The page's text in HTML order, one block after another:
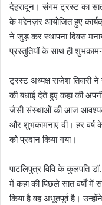
देहरादून। संगम ट्रस्ट का
के मद्देनज़र आयोजित हुए
ने जुड़ कर स्थापना दिवस
प्रस्तुतियों के साथ ही
ट्रस्ट अध्यक्ष राजेश
की बधाई देते हुए कहा की
जैसी संस्थाओं की आज
और शुभकामनाएं दीं। हर वर्ष
को प्रदान किया गया।
पाटलिपुत्र विवि के कुलपति
में कहा की पिछले सात वर्षों
किया है वह अभूतपूर्व है।